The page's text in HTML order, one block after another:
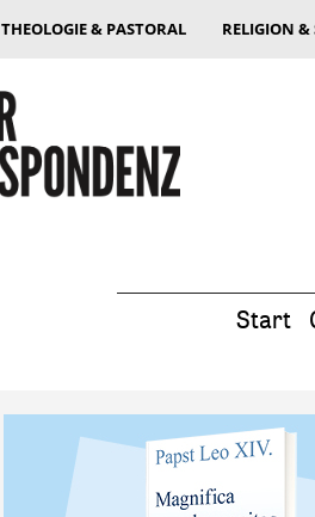
THEOLOGIE & PASTORAL RELIGION
Start